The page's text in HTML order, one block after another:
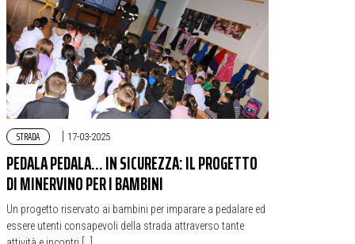
STRADA | 17-03-2025
PEDALA PEDALA… IN SICUREZZA: IL PROGETTO
DI MINERVINO PER I BAMBINI
Un progetto riservato ai bambini per imparare a pedalare ed
essere utenti consapevoli della strada attraverso tante